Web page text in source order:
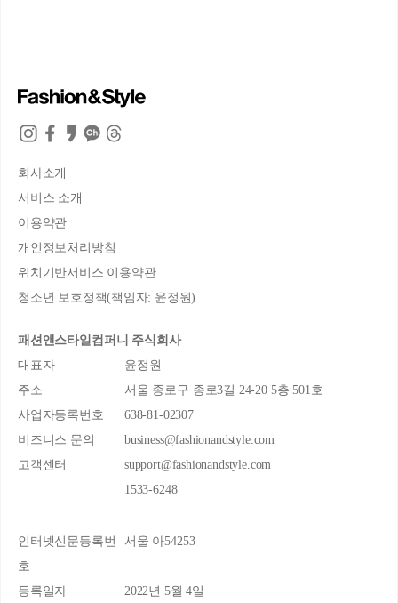
회사소개
서비스 소개
이용약관
개인정보처리방침
위치기반서비스 이용약관
청소년 보호정책(책임자: 윤정원)
패션앤스타일컴퍼니 주식회사
대표자
윤정원
주소
서울 종로구 종로3길 24-20 5층 501호
사업자등록번호
638-81-02307
비즈니스 문의
business@fashionandstyle.com
고객센터
support@fashionandstyle.com
1533-6248
인터넷신문등록번
호
서울 아54253
등록일자 2022년 5월 4일